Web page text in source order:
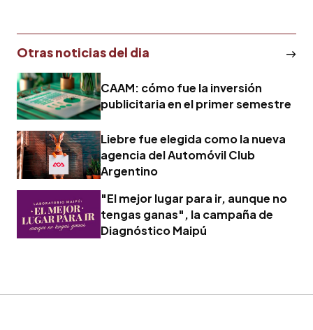
Otras noticias del dia
CAAM: cómo fue la inversión
publicitaria en el primer semestre
Liebre fue elegida como la nueva
agencia del Automóvil Club
Argentino
"El mejor lugar para ir, aunque no
tengas ganas", la campaña de
Diagnóstico Maipú